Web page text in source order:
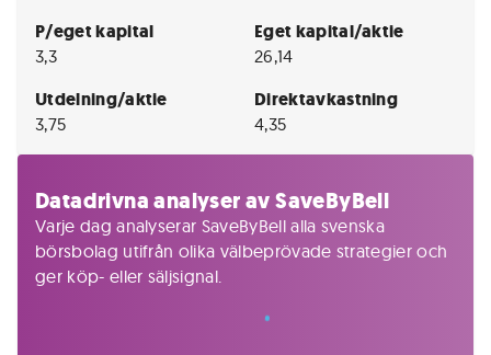
P/eget kapital
3,3
Eget kapital/aktie
26,14
Utdelning/aktie
3,75
Direktavkastning
4,35
Datadrivna analyser av SaveByBell
Varje dag analyserar SaveByBell alla svenska
börsbolag utifrån olika välbeprövade strategier och
ger köp- eller säljsignal.